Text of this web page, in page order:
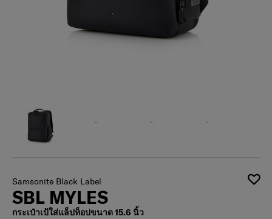
Samsonite Black Label
SBL MYLES
กระเป๋าเป้ใส่แล็ปท็อปขนาด 15.6 นิ้ว